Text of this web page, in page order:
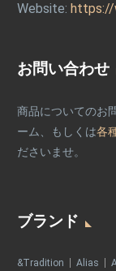
Website: https://
お問い合わせ
商品についてのお
ーム、もしくは各
ださいませ。
ブランド
&Tradition Alias